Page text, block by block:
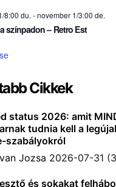
8:00 du. -november 1/3:00 de.
színpadon – Retro Est
Cikkek
status 2026: amit
tudnia kell a
szabályokról
Jozsa 2026-07-31
és sokakat